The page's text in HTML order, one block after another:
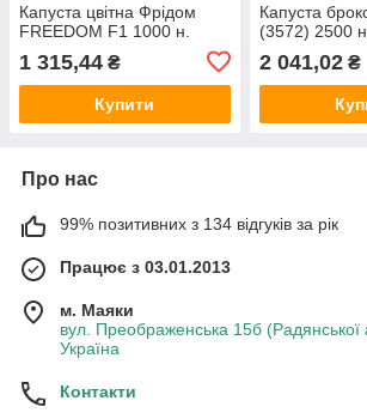
Капуста цвітна Фрідом
FREEDOM F1 1000 н.
1 315,44 ₴
Купити
Капуста
(3572) 2500 н.
2 041,02₴
Про нас
99% позитивних з 134 відгуків за рік
Працює з 03.01.2013
м. Маяки
вул. Преображенська 15б (Радянської
Україна
Контакти